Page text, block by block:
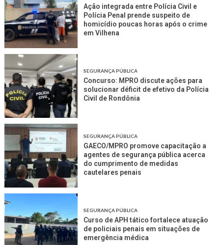
Ação integrada entre Polícia Civil e
Polícia Penal prende suspeito de
homicídio poucas horas após o crime
em Vilhena
SEGURANÇA PÚBLICA
Concurso: MPRO discute ações para
solucionar déficit de efetivo da Polícia
Civil de Rondônia
SEGURANÇA PÚBLICA
GAECO/MPRO promove capacitação a
agentes de segurança pública acerca
do cumprimento de medidas
cautelares penais
SEGURANÇA PÚBLICA
Curso de APH tático fortalece atuação
de policiais penais em situações de
emergência médica